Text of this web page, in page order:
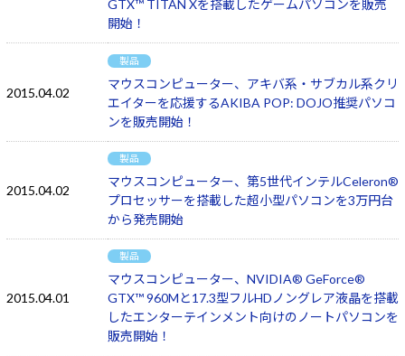
GTX™ TITAN Xを搭載したゲームパソコンを販売
開始！
2015.04.02
製品
マウスコンピューター、アキバ系・サブカル系クリ
エイターを応援するAKIBA POP: DOJO推奨パソコ
ンを販売開始！
2015.04.02
製品
マウスコンピューター、第5世代インテルCeleron®
プロセッサーを搭載した超小型パソコンを3万円台
から発売開始
2015.04.01
製品
マウスコンピューター、NVIDIA® GeForce®
GTX™ 960Mと17.3型フルHDノングレア液晶を搭載
したエンターテインメント向けのノートパソコンを
販売開始！